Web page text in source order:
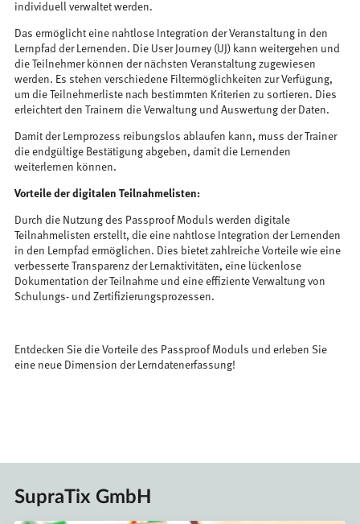
individuell verwaltet werden.
Das ermöglicht eine nahtlose Integration der Veranstaltung in den
Lernpfad der Lernenden. Die User Journey (UJ) kann weitergehen und
die Teilnehmer können der nächsten Veranstaltung zugewiesen
werden. Es stehen verschiedene Filtermöglichkeiten zur Verfügung,
um die Teilnehmerliste nach bestimmten Kriterien zu sortieren. Dies
erleichtert den Trainern die Verwaltung und Auswertung der Daten.
Damit der Lernprozess reibungslos ablaufen kann, muss der Trainer
die endgültige Bestätigung abgeben, damit die Lernenden
weiterlernen können.
Vorteile der digitalen Teilnahmelisten:
Durch die Nutzung des Passproof Moduls werden digitale
Teilnahmelisten erstellt, die eine nahtlose Integration der Lernenden
in den Lernpfad ermöglichen. Dies bietet zahlreiche Vorteile wie eine
verbesserte Transparenz der Lernaktivitäten, eine lückenlose
Dokumentation der Teilnahme und eine effiziente Verwaltung von
Schulungs- und Zertifizierungsprozessen.
Entdecken Sie die Vorteile des Passproof Moduls und erleben Sie
eine neue Dimension der Lerndatenerfassung!
SupraTix GmbH